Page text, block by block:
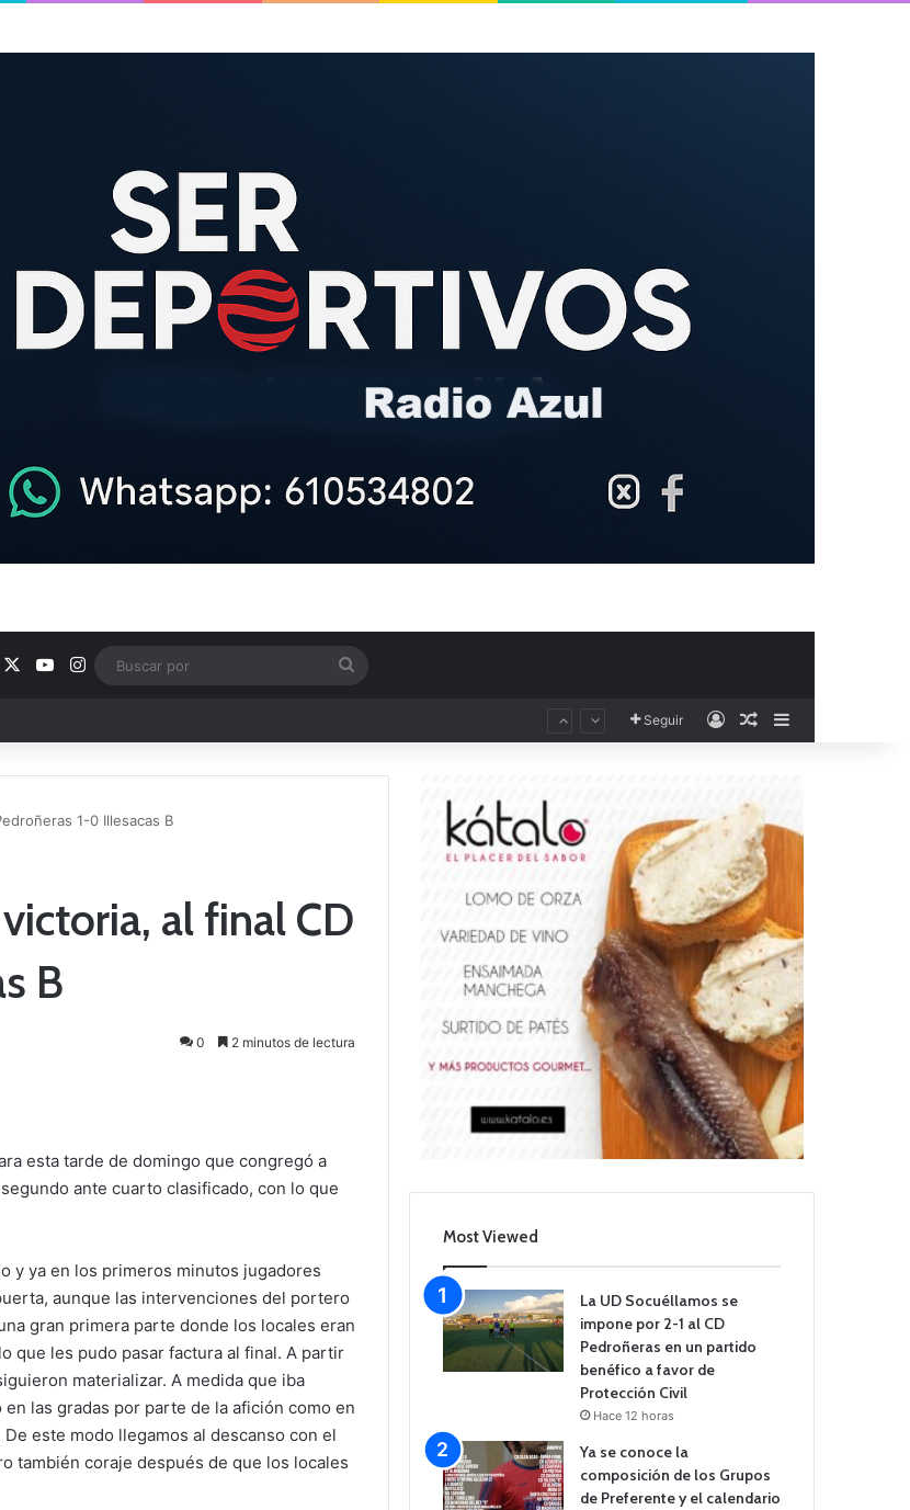
YouTube
Instagram
Seguir AccesoPublicación al
1-0 Illesacas B
al final CD
B
0 2 minutos de lectura
esta tarde de domingo que congregó a
ante cuarto clasificado, con lo que
y ya en los primeros minutos jugadores
aunque las intervenciones del portero
gran primera parte donde los locales eran
que les pudo pasar factura al final. A partir
materializar. A medida que iba
las gradas por parte de la afición como en
este modo llegamos al descanso con el
también coraje después de que los locales
Most Viewed
La UD Socuéllamos se
impone por 2-1 al CD
Pedroñeras en un partido
benéfico a favor de
Protección Civil
Hace 12 horas
Ya se conoce la
composición de los Grupos
de Preferente y el calendario